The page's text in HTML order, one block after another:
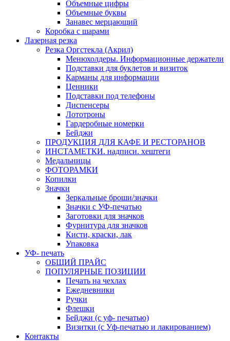
Объемные цифры
Объемные буквы
Занавес мерцающий
Коробка с шарами
Лазерная резка
Резка Оргстекла (Акрил)
Менюхолдеры. Информационные держатели
Подставки для буклетов и визиток
Карманы для информации
Ценники
Подставки под телефоны
Диспенсеры
Лототроны
Гардеробные номерки
Бейджи
ПРОДУКЦИЯ ДЛЯ КАФЕ И РЕСТОРАНОВ
ИНСТАМЕТКИ. надписи. хештеги
Медальницы
ФОТОРАМКИ
Копилки
Значки
Зеркальные броши/значки
Значки с УФ-печатью
Заготовки для значков
Фурнитура для значков
Кисти, краски, лак
Упаковка
УФ- печать
ОБЩИЙ ПРАЙС
ПОПУЛЯРНЫЕ ПОЗИЦИИ
Печать на чехлах
Ежедневники
Ручки
Флешки
Бейджи (с уф- печатью)
Визитки (с Уф-печатью и лакированием)
Контакты